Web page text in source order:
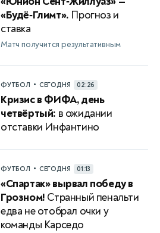
«Будё‑Глимт». Прогноз и
ставка
Матч получится результативным
ФУТБОЛ • СЕГОДНЯ 02:26
Кризис в ФИФА, день
четвёртый: в ожидании
отставки Инфантино
ФУТБОЛ • СЕГОДНЯ 01:13
«Спартак» вырвал победу в
Грозном! Странный пенальти
едва не отобрал очки у
команды Карседо